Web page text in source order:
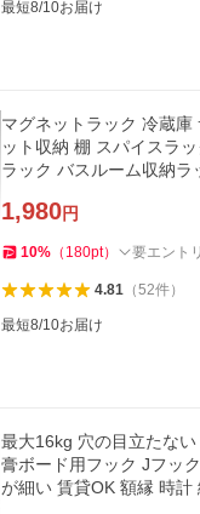
最短8/10お届け
マグネットラック 冷蔵庫
ット収納 棚 スパイスラ
ラック バスルーム収納ラ
1,980円
10% （ 180pt） 要エント
4.81（52件）
最短8/10お届け
最大16kg 穴の目立たな
膏ボード用フック Jフッ
が細い 賃貸OK 額縁 時計 絵